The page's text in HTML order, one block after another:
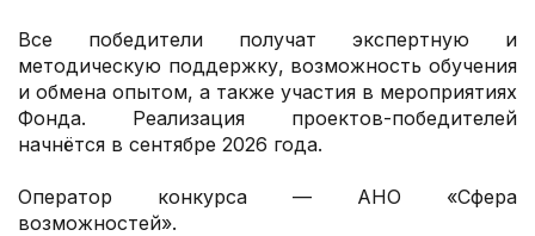
Все победители получат экспертную и
методическую поддержку, возможность обучения
и обмена опытом, а также участия в мероприятиях
Фонда. Реализация проектов-победителей
начнётся в сентябре 2026 года.
Оператор конкурса — АНО «Сфера
возможностей».